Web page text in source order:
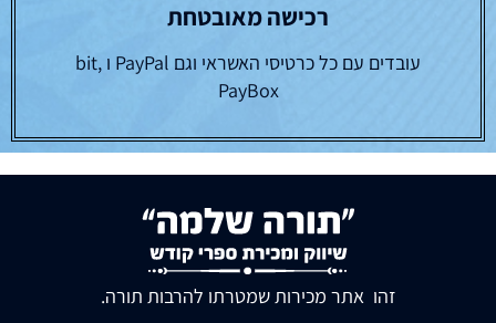
רכישה מאובטחת
עובדים עם כל כרטיסי האשראי וגם PayPal ו bit,
PayBox
זהו אתר מכירות שמטרתו להרבות תורה.